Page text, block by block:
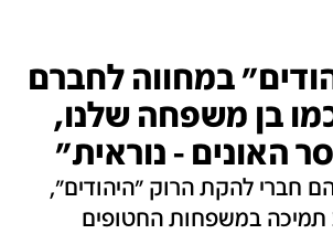
במחווה לחברם
בן משפחה שלנו,
האונים - נוראית"
חברי להקת הרוק "היהודים",
במשפחות החטופים